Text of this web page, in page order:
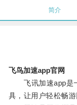
简介
飞鸟加速app官网
飞讯加速app是一
具，让用户轻松畅游